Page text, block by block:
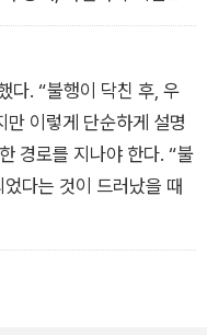
이상한 낯섦을 느끼게 될
무 가까이 있었기 때문에
자각 같은 것. 그리고 나
, 그래, 그런 게 삶이지.
이 얼마나 무서운 삶이
다. “불행이 닥친 후, 우
만 이렇게 단순하게 설명
경로를 지나야 한다. “불
다는 것이 드러났을 때